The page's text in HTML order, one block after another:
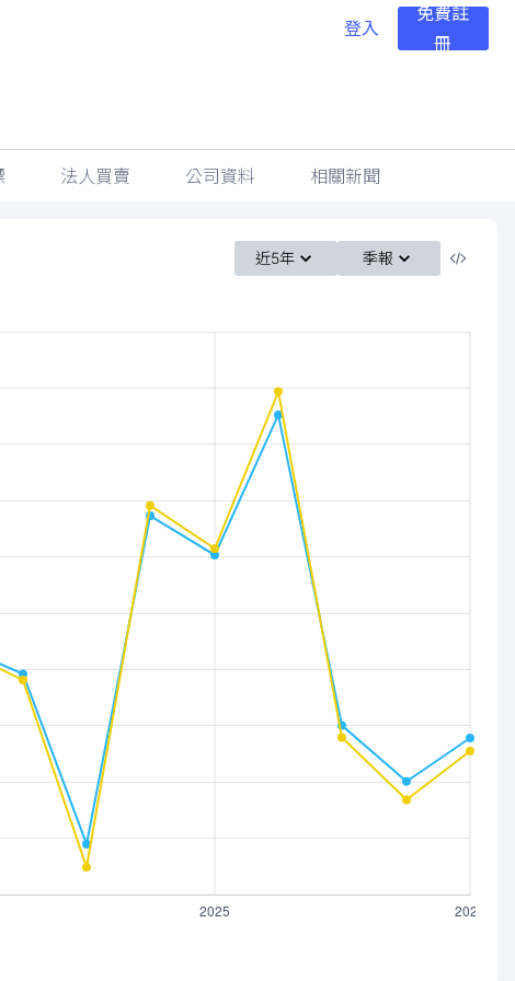
登入
免費註
冊
法人買賣 公司資料 相關新聞
近5年 季報